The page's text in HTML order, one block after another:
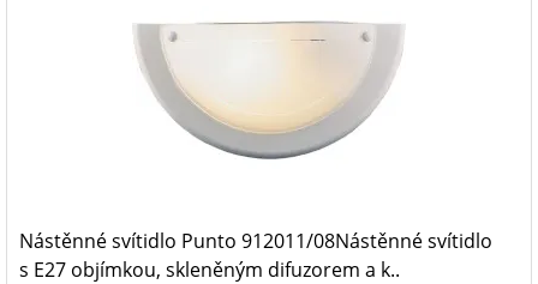
Nástěnné svítidlo Punto 912011/08Nástěnné svítidlo
s E27 objímkou, skleněným difuzorem a k..